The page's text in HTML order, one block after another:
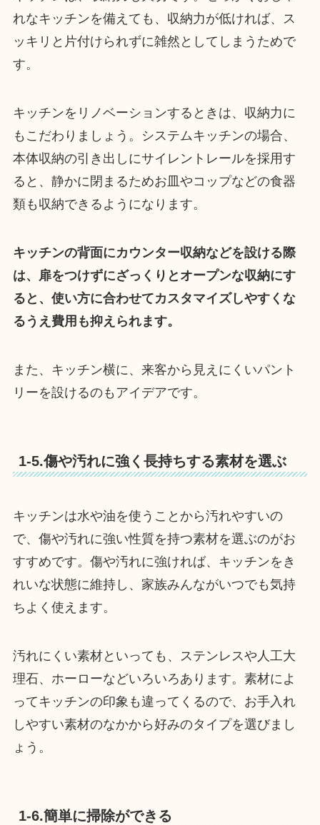
れなキッチンを備えても、収納力が低ければ、ス
ッキリと片付けられずに雑然としてしまうためで
す。
キッチンをリノベーションするときは、収納力に
もこだわりましょう。システムキッチンの場合、
本体収納の引き出しにサイレントレールを採用す
ると、静かに閉まるためお皿やコップなどの食器
類も収納できるようになります。
キッチンの背面にカウンター収納などを設ける際
は、扉をつけずにざっくりとオープンな収納にす
ると、使い方に合わせてカスタマイズしやすくな
るうえ費用も抑えられます。
また、キッチン横に、来客から見えにくいパント
リーを設けるのもアイデアです。
1-5.傷や汚れに強く長持ちする素材を選ぶ
キッチンは水や油を使うことから汚れやすいの
で、傷や汚れに強い性質を持つ素材を選ぶのがお
すすめです。傷や汚れに強ければ、キッチンをき
れいな状態に維持し、家族みんながいつでも気持
ちよく使えます。
汚れにくい素材といっても、ステンレスや人工大
理石、ホーローなどいろいろあります。素材によ
ってキッチンの印象も違ってくるので、お手入れ
しやすい素材のなかから好みのタイプを選びまし
ょう。
1-6.簡単に掃除ができる